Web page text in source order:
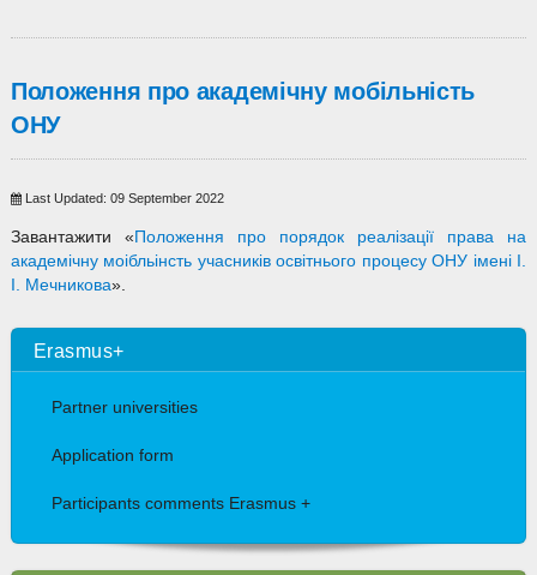
Положення про академічну мобільність
ОНУ
Last Updated: 09 September 2022
Завантажити « Положення про порядок реалізації права на
академічну моібльінсть учасників освітнього процесу ОНУ імені І.
І. Мечникова».
Erasmus+
Partner universities
Application form
Participants comments Erasmus +